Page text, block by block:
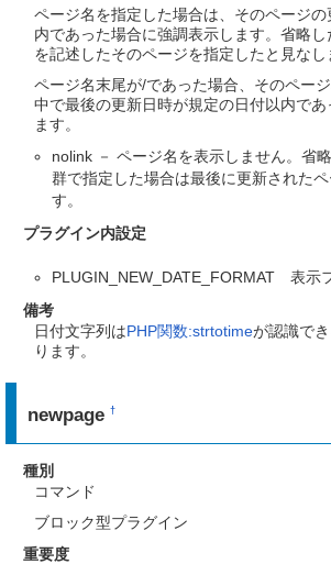
ページ名を指定した場合は、そのページ
内であった場合に強調表示します。省略
を記述したそのページを指定したと見なし
ページ名末尾が/であった場合、そのペー
中で最後の更新日時が規定の日付以内で
ます。
nolink － ページ名を表示しません。省
群で指定した場合は最後に更新された
す。
プラグイン内設定
PLUGIN_NEW_DATE_FORMAT 表示
備考
日付文字列はPHP関数:strtotimeが認識で
ります。
newpage†
種別
コマンド
ブロック型プラグイン
重要度